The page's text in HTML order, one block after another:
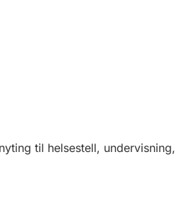
til helsestell,